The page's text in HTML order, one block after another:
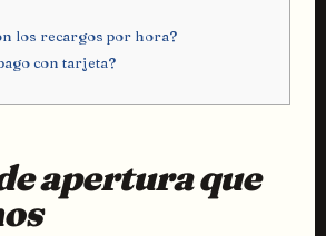
los recargos por hora?
con tarjeta?
apertura que